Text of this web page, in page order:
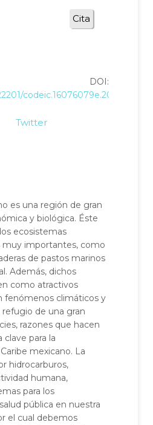
Cita
DOI:
Twitter
es una región de gran
y biológica. Éste
ecosistemas
muy importantes, como
de pastos marinos
Además, dichos
como atractivos
fenómenos climáticos y
de una gran
razones que hacen
clave para la
mexicano. La
hidrocarburos,
humana,
para los
pública en nuestra
el cual debemos